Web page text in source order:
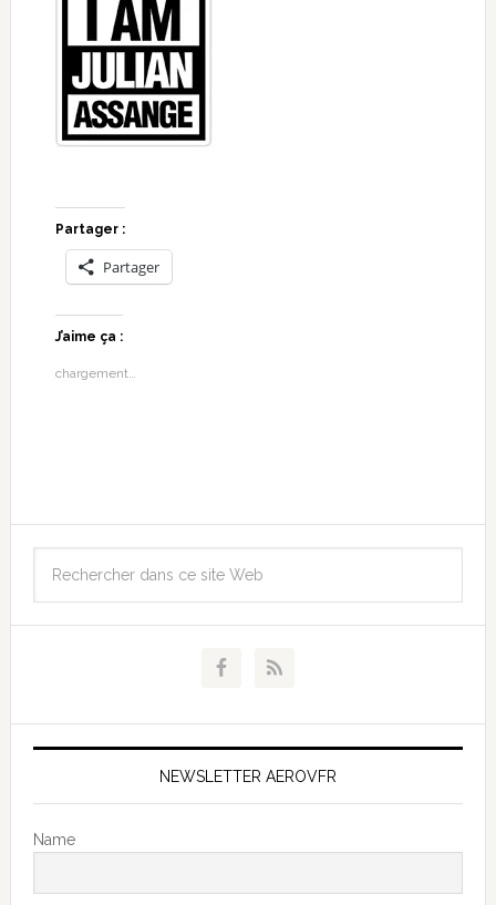
Partager :
Partager
J’aime ça :
chargement…
NEWSLETTER AEROVFR
Name